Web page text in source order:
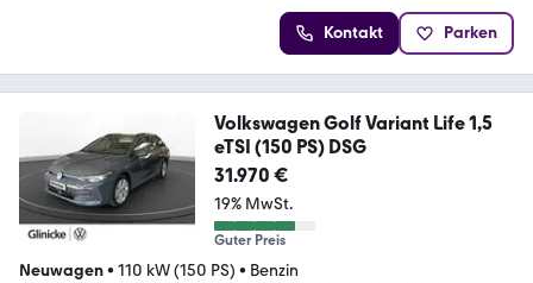
Kontakt Parken
Volkswagen Golf Variant Life 1,5
eTSI (150 PS) DSG
31.970 €
19% MwSt.
Guter Preis
Neuwagen• 110 kW (150 PS) • Benzin